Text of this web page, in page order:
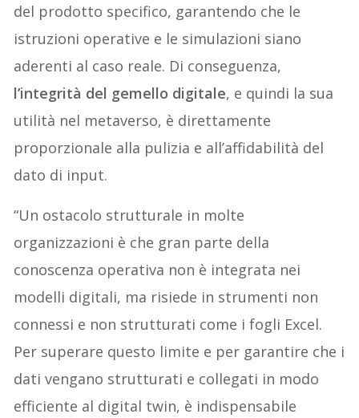
del prodotto specifico, garantendo che le
istruzioni operative e le simulazioni siano
aderenti al caso reale. Di conseguenza,
l’integrità del gemello digitale, e quindi la sua
utilità nel metaverso, è direttamente
proporzionale alla pulizia e all’affidabilità del
dato di input.
“Un ostacolo strutturale in molte
organizzazioni è che gran parte della
conoscenza operativa non è integrata nei
modelli digitali, ma risiede in strumenti non
connessi e non strutturati come i fogli Excel.
Per superare questo limite e per garantire che i
dati vengano strutturati e collegati in modo
efficiente al digital twin, è indispensabile